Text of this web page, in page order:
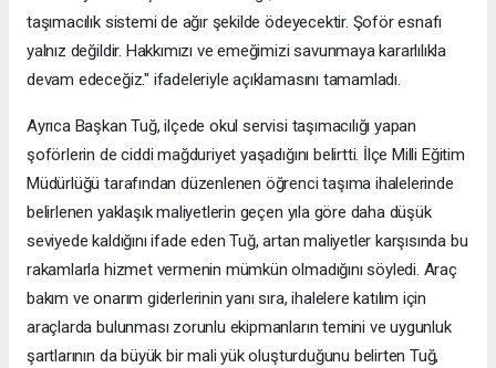
taşımacılık sistemi de ağır şekilde ödeyecektir. Şoför esnafı
yalnız değildir. Hakkımızı ve emeğimizi savunmaya kararlılıkla
devam edeceğiz." ifadeleriyle açıklamasını tamamladı.
Ayrıca Başkan Tuğ, ilçede okul servisi taşımacılığı yapan
şoförlerin de ciddi mağduriyet yaşadığını belirtti. İlçe Milli Eğitim
Müdürlüğü tarafından düzenlenen öğrenci taşıma ihalelerinde
belirlenen yaklaşık maliyetlerin geçen yıla göre daha düşük
seviyede kaldığını ifade eden Tuğ, artan maliyetler karşısında bu
rakamlarla hizmet vermenin mümkün olmadığını söyledi. Araç
bakım ve onarım giderlerinin yanı sıra, ihalelere katılım için
araçlarda bulunması zorunlu ekipmanların temini ve uygunluk
şartlarının da büyük bir mali yük oluşturduğunu belirten Tuğ,